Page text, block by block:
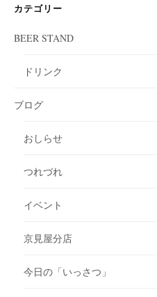
カテゴリー
BEER STAND
ドリンク
ブログ
おしらせ
つれづれ
イベント
京見屋分店
今日の「いっさつ」